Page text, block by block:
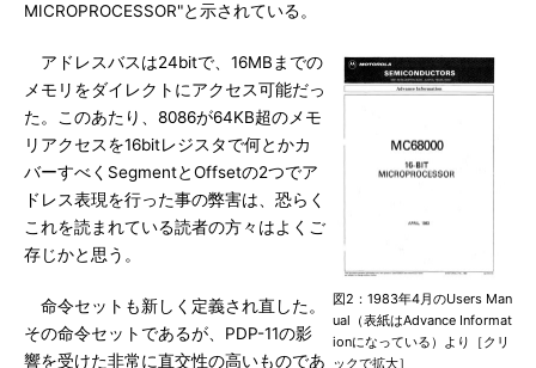
MICROPROCESSOR"と示されている。
図2：1983年4月のUsers Man
ual（表紙はAdvance Informat
ionになっている）より［クリ
ックで拡大］
アドレスバスは24bitで、16MBまでの
メモリをダイレクトにアクセス可能だっ
た。このあたり、8086が64KB超のメモ
リアクセスを16bitレジスタで何とかカ
バーすべくSegmentとOffsetの2つでア
ドレス表現を行った事の弊害は、恐らく
これを読まれている読者の方々はよくご
存じかと思う。
命令セットも新しく定義され直した。
その命令セットであるが、PDP-11の影
響を受けた非常に直交性の高いものであ